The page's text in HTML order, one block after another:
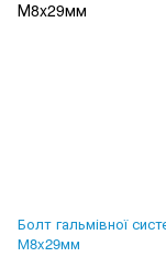
Болт гальмівної
М8x29мм